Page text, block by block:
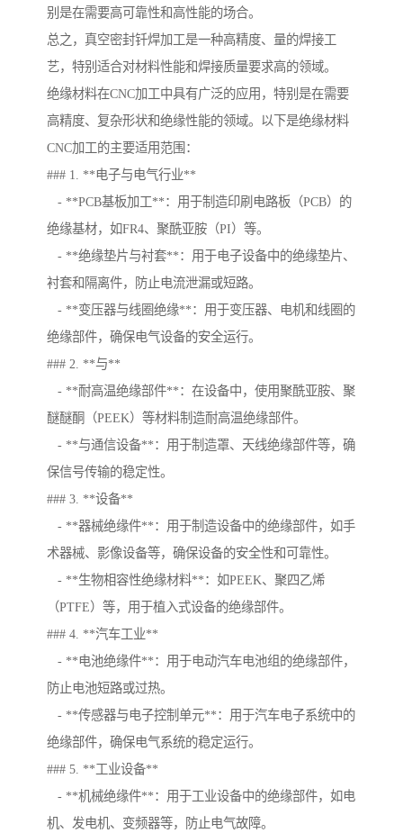
别是在需要高可靠性和高性能的场合。
总之，真空密封钎焊加工是一种高精度、量的焊接工
艺，特别适合对材料性能和焊接质量要求高的领域。
绝缘材料在CNC加工中具有广泛的应用，特别是在需要
高精度、复杂形状和绝缘性能的领域。以下是绝缘材料
CNC加工的主要适用范围：
### 1. **电子与电气行业**
- **PCB基板加工**：用于制造印刷电路板（PCB）的
绝缘基材，如FR4、聚酰亚胺（PI）等。
- **绝缘垫片与衬套**：用于电子设备中的绝缘垫片、
衬套和隔离件，防止电流泄漏或短路。
- **变压器与线圈绝缘**：用于变压器、电机和线圈的
绝缘部件，确保电气设备的安全运行。
### 2. **与**
- **耐高温绝缘部件**：在设备中，使用聚酰亚胺、聚
醚醚酮（PEEK）等材料制造耐高温绝缘部件。
- **与通信设备**：用于制造罩、天线绝缘部件等，确
保信号传输的稳定性。
### 3. **设备**
- **器械绝缘件**：用于制造设备中的绝缘部件，如手
术器械、影像设备等，确保设备的安全性和可靠性。
- **生物相容性绝缘材料**：如PEEK、聚四乙烯
（PTFE）等，用于植入式设备的绝缘部件。
### 4. **汽车工业**
- **电池绝缘件**：用于电动汽车电池组的绝缘部件，
防止电池短路或过热。
- **传感器与电子控制单元**：用于汽车电子系统中的
绝缘部件，确保电气系统的稳定运行。
### 5. **工业设备**
- **机械绝缘件**：用于工业设备中的绝缘部件，如电
机、发电机、变频器等，防止电气故障。